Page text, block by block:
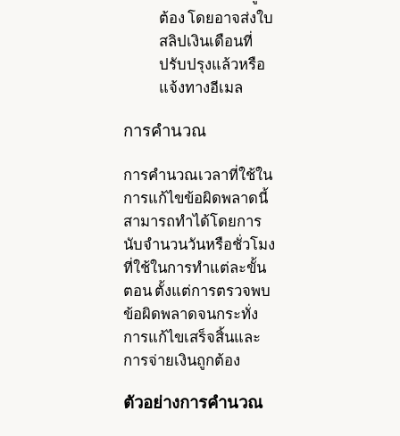
ต้อง โดยอาจส่งใบ
สลิปเงินเดือนที่
ปรับปรุงแล้วหรือ
แจ้งทางอีเมล
การคำนวณ
การคำนวณเวลาที่ใช้ใน
การแก้ไขข้อผิดพลาดนี้
สามารถทำได้โดยการ
นับจำนวนวันหรือชั่วโมง
ที่ใช้ในการทำแต่ละขั้น
ตอน ตั้งแต่การตรวจพบ
ข้อผิดพลาดจนกระทั่ง
การแก้ไขเสร็จสิ้นและ
การจ่ายเงินถูกต้อง
ตัวอย่างการคำนวณ